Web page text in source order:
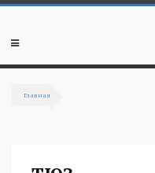
Перейти к основному содержанию
Мобильное
Главная